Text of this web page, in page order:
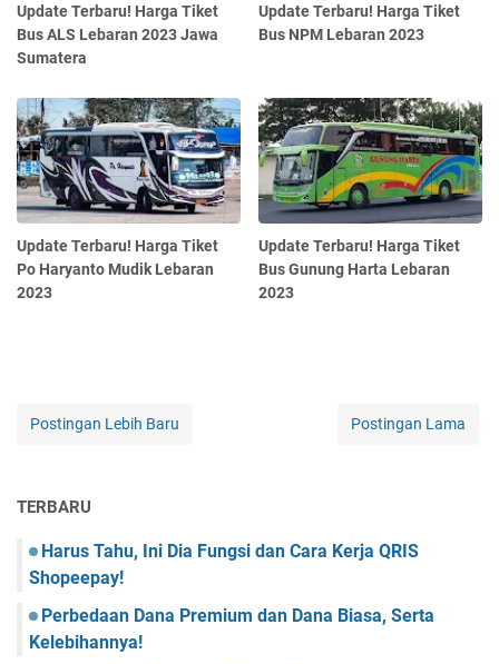
Update Terbaru! Harga Tiket
Bus ALS Lebaran 2023 Jawa
Sumatera
Update Terbaru! Harga Tiket
Bus NPM Lebaran 2023
Update Terbaru! Harga Tiket
Po Haryanto Mudik Lebaran
2023
Update Terbaru! Harga Tiket
Bus Gunung Harta Lebaran
2023
Postingan Lebih Baru Postingan Lama
TERBARU
Harus Tahu, Ini Dia Fungsi dan Cara Kerja QRIS
Shopeepay!
Perbedaan Dana Premium dan Dana Biasa, Serta
Kelebihannya!